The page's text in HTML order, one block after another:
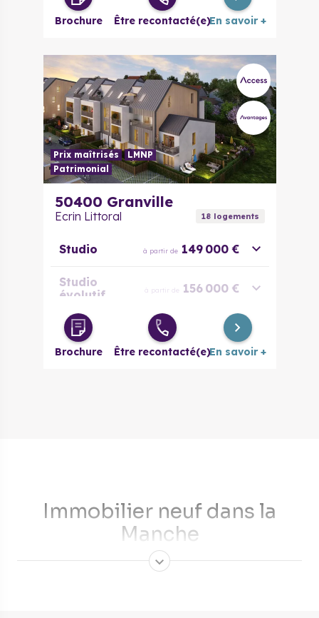
Brochure Être recontacté(e)En savoir +
Prix maîtrisés
LMNP
Patrimonial
50400 Granville
Ecrin Littoral 18logements
Studio à partir de 149 000 €
Studio
évolutif
à partir de 156 000 €
2 pièces à partir de 190 000 €
Brochure Être recontacté(e)En savoir +
Immobilier neuf dans la
Manche
Situé en Basse-Normandie et entouré de la mer, le